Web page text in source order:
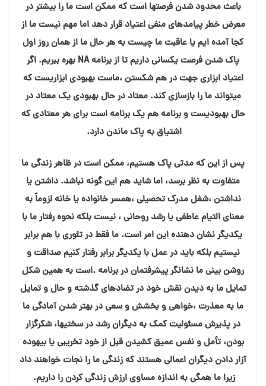
باعث محدود شدن فرصتها است که ممکن است ما را بیشتر در
معرض خطر پیامدهای منفی اعتیاد قرار دهد اما مهم نیست ما از
کجا آمده ایم یا عاقبت ما چیست به هر حال ما از همان روز اول
پاک شدن فرصت یکسانی داریم تا از برنامه NA بهره ببریم. اگر
اعتیاد ابزاری جهت در هم شکستن ،ماست بهبودی ابزاریست که
میتواند ما را بازسازی کند. معتاد در حال بهبودی یک معتاد در
حال بهبودیست و برنامه هم یک برنامه است برای هر معتادی که
اشتیاق به پاک ماندن دارد.
پس از این که مدتی پاک هستیم، ممکن است در ظاهر زندگی ما
متفاوت به نظر برسد، اما شاید هم این گونه نباشد. داشتن یا
نداشتن ،شغل مدرک تحصیلی ،همسر خانواده یا خانه لزوماً به
معنای التیام عاطفی یا رشد روحانی ، نیست بلکه نحوه رفتار ما با
یکدیگر نشان دهنده این امر است. ما فقط در تئوری با هم برابر
نیستیم بلکه باید در عمل با یکدیگر برابر رفتار کنیم صداقت و
روشن بینی ما نشانگر پیشرفتمان در برنامه .است به همین شکل
تمایل ما به دیدن نقش خود در تضادهای گذشته و حال و تمایل
ما به معذرت ،خواهی و بخشش و سعی در بهتر شدن آمادگی ما
در پذیرش مسئولیت کمک به دیگران رشد در سختیها، شکرگزار
بودن، تأمل و نفس عمیق کشیدن قبل از خود تخریبی یا بیهوده
آزار دادن دیگران اعمالی هستند که زندگی ما را نجات خواهند داد
زیرا ما همگی به اندازه مساوی ارزش زندگی کردن را داریم.